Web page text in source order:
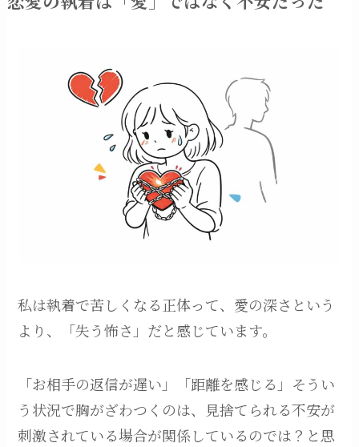
私は執着で苦しくなる正体って、愛の深さという
より、「失う怖さ」だと感じています。
「お相手の返信が遅い」「距離を感じる」そうい
う状況で胸がざわつくのは、見捨てられる不安が
刺激されている場合が関係しているのでは？と思